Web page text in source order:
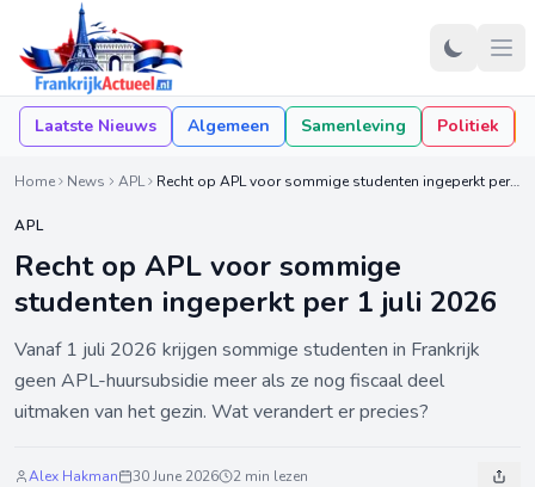
Laatste Nieuws Algemeen Samenleving Politiek
Home News APL Recht op APL voor sommige studenten ingeperkt per 1 juli 2026
APL
Recht op APL voor sommige
studenten ingeperkt per 1 juli 2026
Vanaf 1 juli 2026 krijgen sommige studenten in Frankrijk
geen APL-huursubsidie meer als ze nog fiscaal deel
uitmaken van het gezin. Wat verandert er precies?
Alex Hakman 30 June 2026 2 min lezen